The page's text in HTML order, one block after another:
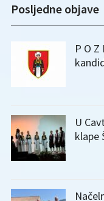
Posljedne objave
P O
U
klape